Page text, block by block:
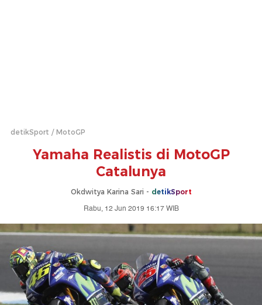
detikSport MotoGP
Yamaha Realistis di MotoGP
Catalunya
Okdwitya Karina Sari - detikSport
Rabu, 12 Jun 2019 16:17 WIB